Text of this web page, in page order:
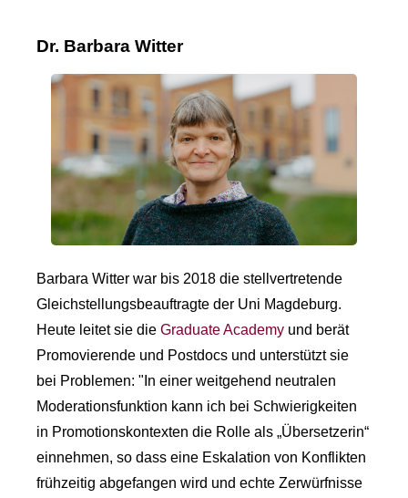
Dr. Barbara Witter
Barbara Witter war bis 2018 die stellvertretende
Gleichstellungsbeauftragte der Uni Magdeburg.
Heute leitet sie die Graduate Academy und berät
Promovierende und Postdocs und unterstützt sie
bei Problemen: "In einer weitgehend neutralen
Moderationsfunktion kann ich bei Schwierigkeiten
in Promotionskontexten die Rolle als „Übersetzerin“
einnehmen, so dass eine Eskalation von Konflikten
frühzeitig abgefangen wird und echte Zerwürfnisse